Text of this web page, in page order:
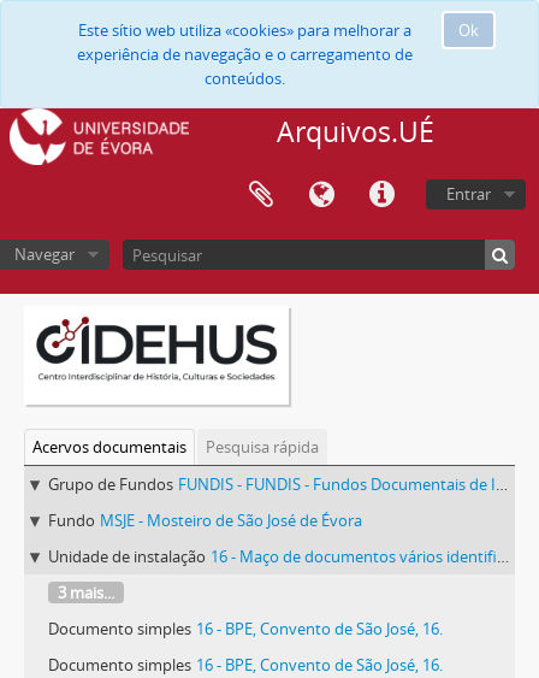
Ok
Este sítio web utiliza «cookies» para melhorar a
experiência de navegação e o carregamento de
conteúdos.
Arquivos.UÉ
Entrar
Navegar
Acervos documentais
Pesquisa rápida
Grupo de Fundos FUNDIS - FUNDIS - Fundos Documentais de Instituições do Sul
Fundo MSJE - Mosteiro de São José de Évora
Unidade de instalação 16 - Maço de documentos vários identificado com o número 16.
3 mais...
Documento simples 16 - BPE, Convento de São José, 16.
Documento simples 16 - BPE, Convento de São José, 16.